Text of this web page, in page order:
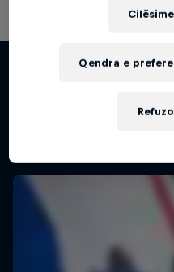
Më shumë si kjo
5 Sezone
Qendra e